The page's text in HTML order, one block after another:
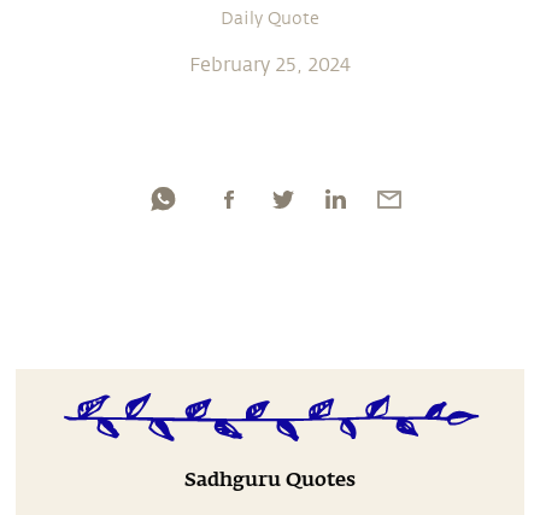
Daily Quote
February 25, 2024
Sadhguru Quotes